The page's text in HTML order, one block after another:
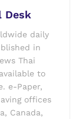
Desk
daily
in
Thai
to
e-Paper,
offices
Canada,